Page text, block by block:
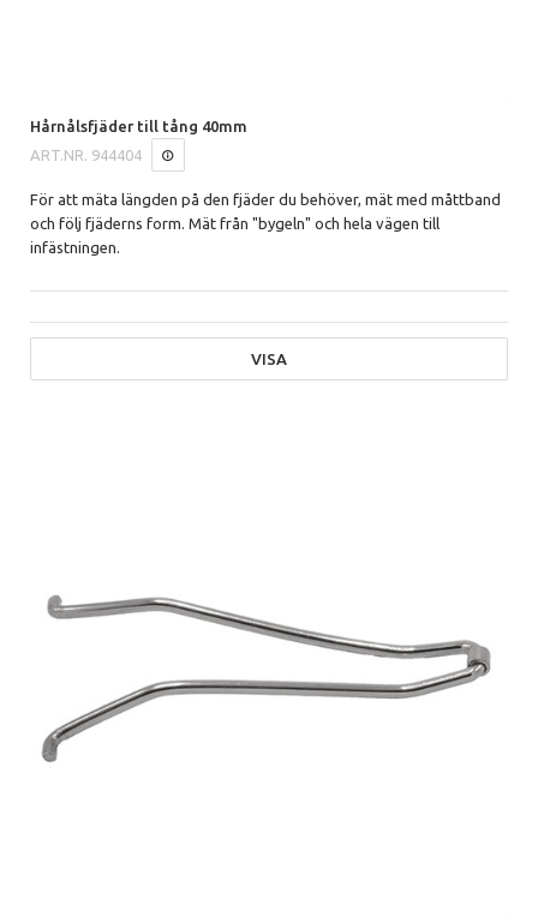
Hårnålsfjäder till tång 40mm
ART.NR. 944404
För att mäta längden på den fjäder du behöver, mät med måttband
och följ fjäderns form. Mät från "bygeln" och hela vägen till
infästningen.
VISA